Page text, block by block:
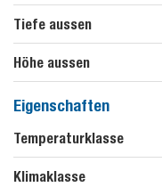
Tiefe aussen
Höhe aussen
Eigenschaften
Temperaturklasse
Klimaklasse